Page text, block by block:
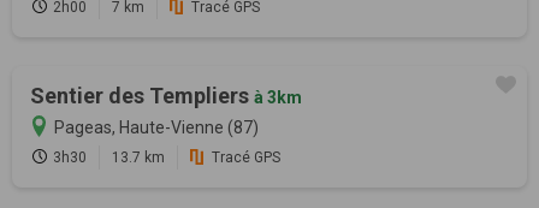
2h00 7 km Tracé GPS
Sentier des Templiers à 3km
Pageas, Haute-Vienne (87)
3h30 13.7 km Tracé GPS